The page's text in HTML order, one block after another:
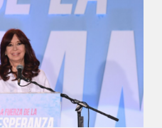
la vicepresidenta brindó
sobre seguridad, política exterior